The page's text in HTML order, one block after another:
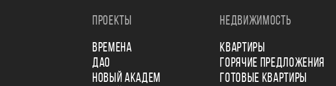
ПРОЕКТЫ
ВРЕМЕНА
ДАО
НОВЫЙ АКАДЕМ
НЕДВИЖИМОСТЬ
КВАРТИРЫ
ГОРЯЧИЕ ПРЕДЛОЖЕНИЯ
ГОТОВЫЕ КВАРТИРЫ